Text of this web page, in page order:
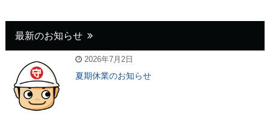
最新のお知らせ
2026年7月2日
夏期休業のお知らせ